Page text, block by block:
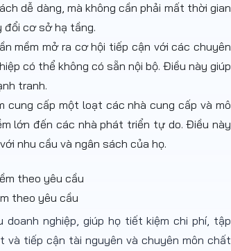
dễ dàng, mà không cần phải mất thời gian
đổi cơ sở hạ tầng.
mềm mở ra cơ hội tiếp cận với các chuyên
có thể không có sẵn nội bộ. Điều này giúp
tranh.
cung cấp một loạt các nhà cung cấp và mô
lớn đến các nhà phát triển tự do. Điều này
nhu cầu và ngân sách của họ.
theo yêu cầu
nghiệp, giúp họ tiết kiệm chi phí, tập
tiếp cận tài nguyên và chuyên môn chất